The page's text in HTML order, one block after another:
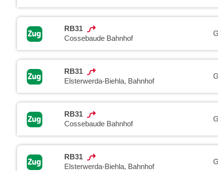
RB31
Cossebaude Bahnhof
RB31
Elsterwerda-Biehla, Bahnhof
RB31
Cossebaude Bahnhof
RB31
Elsterwerda-Biehla, Bahnhof